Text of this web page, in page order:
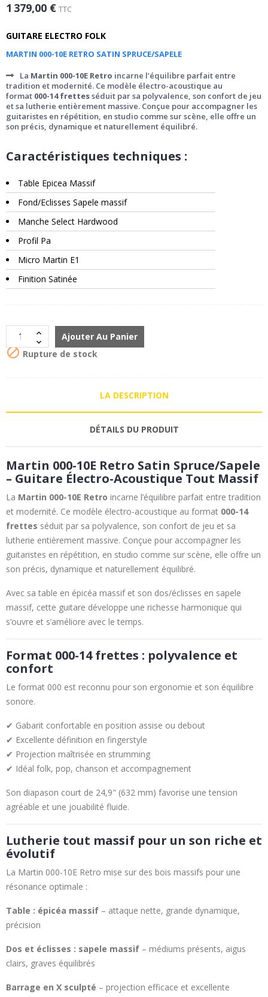
1 379,00 € TTC
GUITARE ELECTRO FOLK
MARTIN 000-10E RETRO SATIN SPRUCE/SAPELE
La Martin 000-10E Retro incarne l’équilibre parfait entre
tradition et modernité. Ce modèle électro-acoustique au
format 000-14 frettesséduit par sa polyvalence, son confort de jeu
et sa lutherie entièrement massive. Conçue pour accompagner les
guitaristes en répétition, en studio comme sur scène, elle offre un
son précis, dynamique et naturellement équilibré.
Caractéristiques techniques :
Table Epicea Massif
Fond/Eclisses Sapele massif
Manche Select Hardwood
Profil Pa
Micro Martin E1
Finition Satinée
Ajouter Au Panier
 Rupture de stock
LA DESCRIPTION
DÉTAILS DU PRODUIT
Martin 000-10E Retro Satin Spruce/Sapele
– Guitare Électro-Acoustique Tout Massif
La Martin 000-10E Retro incarne l’équilibre parfait entre tradition
et modernité. Ce modèle électro-acoustique au format 000-14
frettes séduit par sa polyvalence, son confort de jeu et sa
lutherie entièrement massive. Conçue pour accompagner les
guitaristes en répétition, en studio comme sur scène, elle offre un
son précis, dynamique et naturellement équilibré.
Avec sa table en épicéa massif et son dos/éclisses en sapele
massif, cette guitare développe une richesse harmonique qui
s’ouvre et s’améliore avec le temps.
Format 000-14 frettes : polyvalence et
confort
Le format 000 est reconnu pour son ergonomie et son équilibre
sonore.
✔ Gabarit confortable en position assise ou debout
✔ Excellente définition en fingerstyle
✔ Projection maîtrisée en strumming
✔ Idéal folk, pop, chanson et accompagnement
Son diapason court de 24,9" (632 mm) favorise une tension
agréable et une jouabilité fluide.
Lutherie tout massif pour un son riche et
évolutif
La Martin 000-10E Retro mise sur des bois massifs pour une
résonance optimale :
Table : épicéa massif – attaque nette, grande dynamique,
précision
Dos et éclisses : sapele massif – médiums présents, aigus
clairs, graves équilibrés
Barrage en X sculpté – projection efficace et excellente